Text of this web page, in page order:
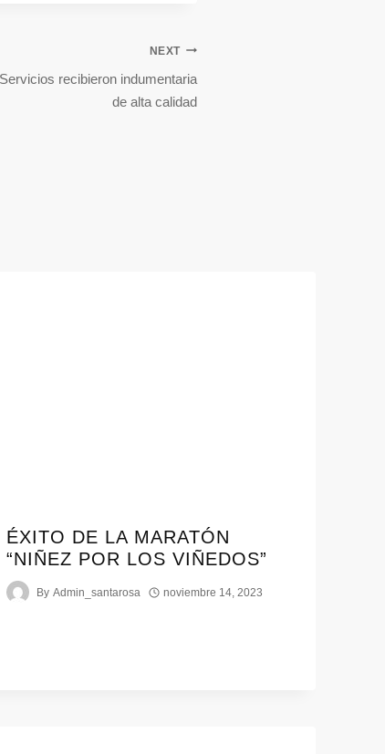
NEXT
recibieron indumentaria
de alta calidad
ÉXITO DE LA MARATÓN
“NIÑEZ POR LOS VIÑEDOS”
By Admin_santarosa noviembre 14, 2023